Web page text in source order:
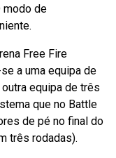
modo de
Free Fire
a uma equipa de
equipa de três
que no Battle
de pé no final do
três rodadas).